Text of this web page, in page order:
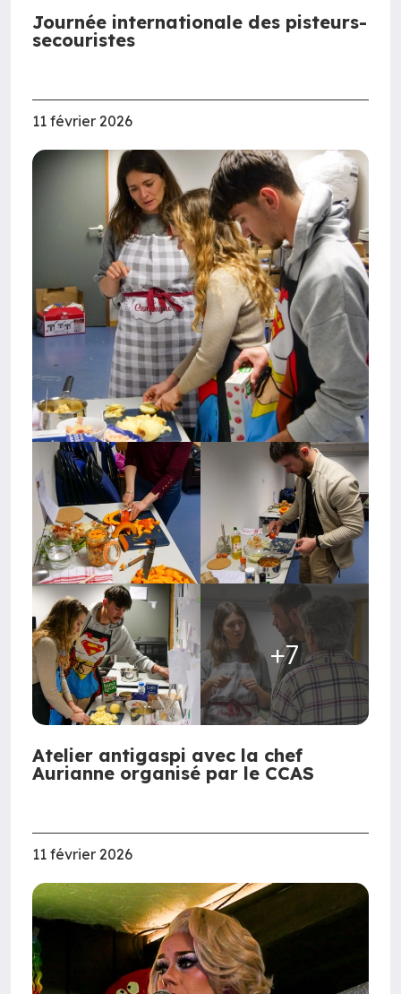
Journée internationale des pisteurs-
secouristes
11 février 2026
+7
Atelier antigaspi avec la chef
Aurianne organisé par le CCAS
11 février 2026